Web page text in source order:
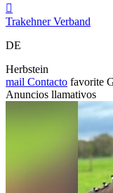

Trakehner Verband
DE
Herbstein
mail Contacto favorite
Anuncios llamativos